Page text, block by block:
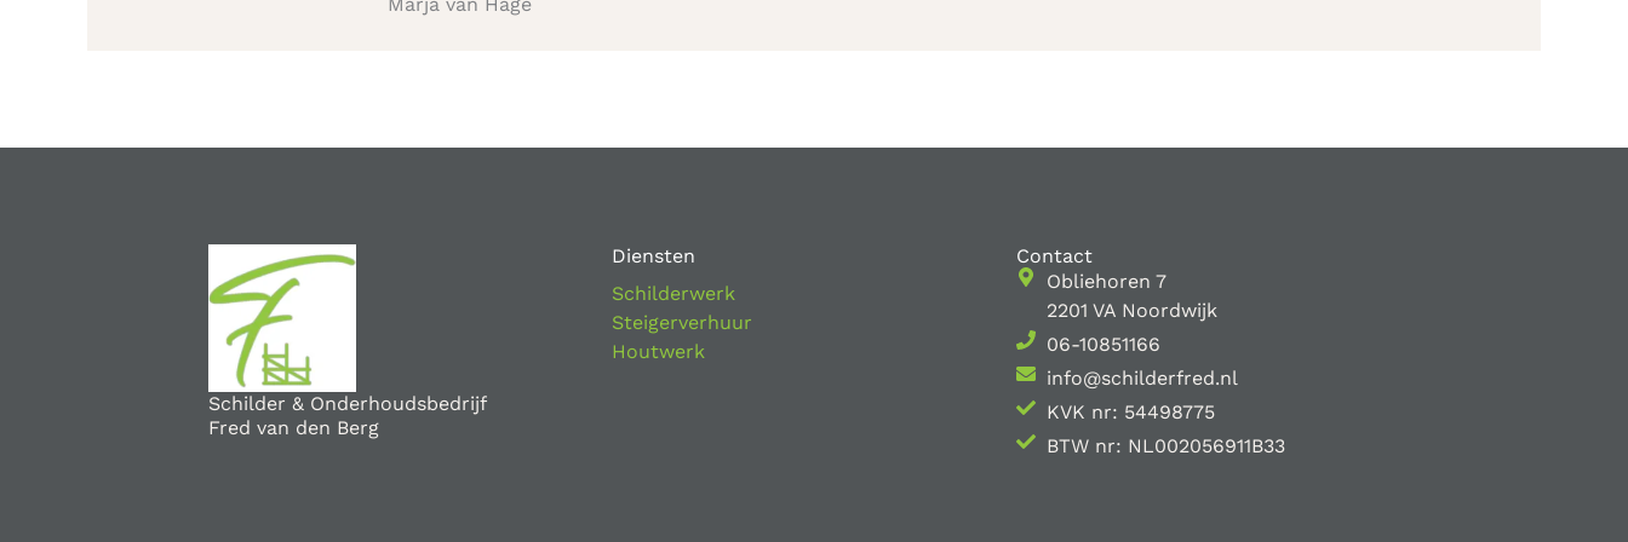
Schilder & Onderhoudsbedrijf
Fred van den Berg
Diensten
Schilderwerk
Steigerverhuur
Houtwerk
Contact
Obliehoren 7
2201 VA Noordwijk
06-10851166
info@schilderfred.nl
KVK nr: 54498775
BTW nr: NL002056911B33